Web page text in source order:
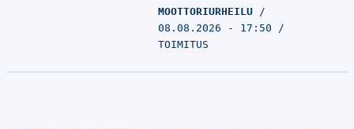
MOOTTORIURHEILU
08.08.2026 - 17:50
TOIMITUS